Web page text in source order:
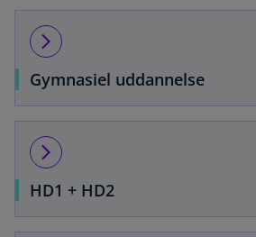
arrow_forward_ios
Gymnasiel uddannelse
arrow_forward_ios
HD1 + HD2